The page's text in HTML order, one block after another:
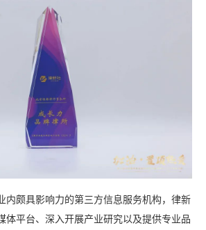
内颇具影响力的第三方信息服务机构，律新
体平台、深入开展产业研究以及提供专业品